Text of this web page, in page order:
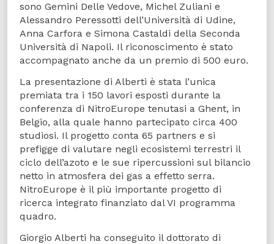
sono Gemini Delle Vedove, Michel Zuliani e
Alessandro Peressotti dell’Università di Udine,
Anna Carfora e Simona Castaldi della Seconda
Università di Napoli. Il riconoscimento è stato
accompagnato anche da un premio di 500 euro.
La presentazione di Alberti è stata l’unica
premiata tra i 150 lavori esposti durante la
conferenza di NitroEurope tenutasi a Ghent, in
Belgio, alla quale hanno partecipato circa 400
studiosi. Il progetto conta 65 partners e si
prefigge di valutare negli ecosistemi terrestri il
ciclo dell’azoto e le sue ripercussioni sul bilancio
netto in atmosfera dei gas a effetto serra.
NitroEurope è il più importante progetto di
ricerca integrato finanziato dal VI programma
quadro.
Giorgio Alberti ha conseguito il dottorato di